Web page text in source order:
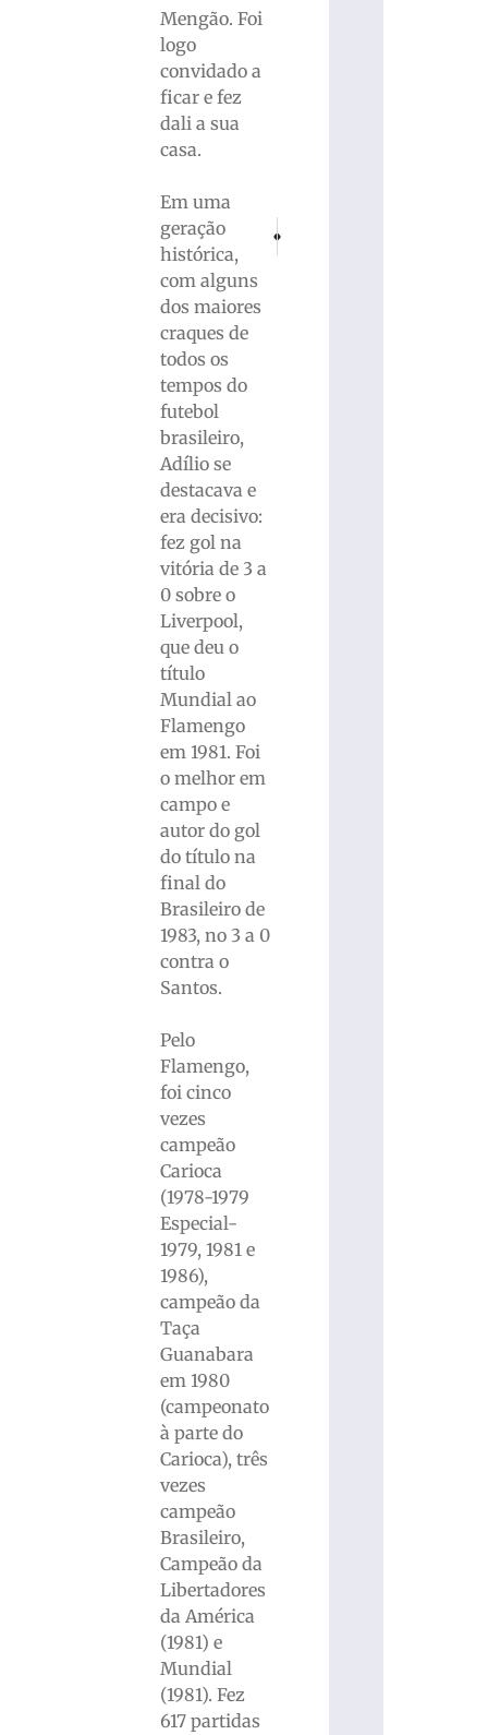
Mengão. Foi
logo
convidado a
ficar e fez
dali a sua
casa.
Em uma
geração
histórica,
com alguns
dos maiores
craques de
todos os
tempos do
futebol
brasileiro,
Adílio se
destacava e
era decisivo:
fez gol na
vitória de 3 a
0 sobre o
Liverpool,
que deu o
título
Mundial ao
Flamengo
em 1981. Foi
o melhor em
campo e
autor do gol
do título na
final do
Brasileiro de
1983, no 3 a 0
contra o
Santos.
Pelo
Flamengo,
foi cinco
vezes
campeão
Carioca
(1978-1979
Especial-
1979, 1981 e
1986),
campeão da
Taça
Guanabara
em 1980
(campeonato
à parte do
Carioca), três
vezes
campeão
Brasileiro,
Campeão da
Libertadores
da América
(1981) e
Mundial
(1981). Fez
617 partidas